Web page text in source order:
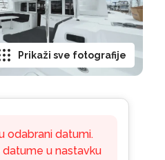
Prikaži sve fotografije
odabrani datumi.
u nastavku